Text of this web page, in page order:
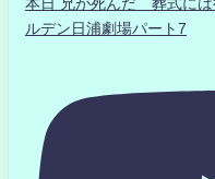
本日 兄が死んだ 葬式に
ルデン日浦劇場パート7